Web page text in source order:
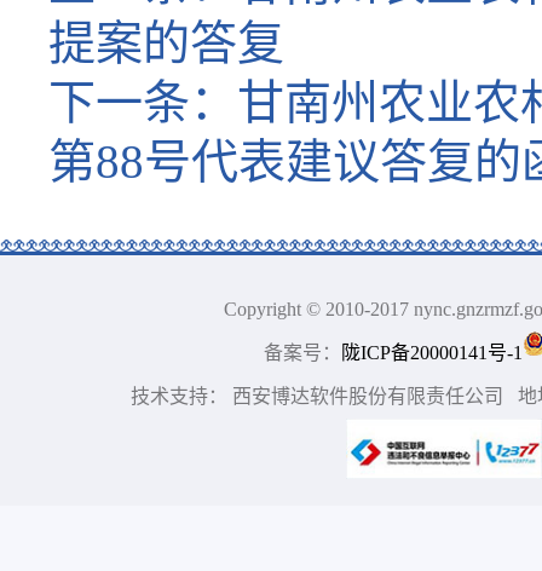
提案的答复
下一条： 甘南州农业农
第88号代表建议答复的
Copyright © 2010-2017
备案号： 陇ICP备20000141号-1
技术支持： 西安博达软件股份有限责任公司 地